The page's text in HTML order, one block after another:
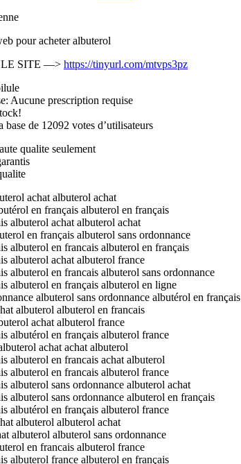
pour acheter albuterol
LE SITE —> https://tinyurl.com/mtvps3pz
Aucune prescription requise
base de 12092 votes d’utilisateurs
qualite seulement
achat albuterol achat
en français albuterol en français
albuterol achat albuterol achat
en français albuterol sans ordonnance
albuterol en francais albuterol en français
albuterol achat albuterol france
albuterol en francais albuterol sans ordonnance
albuterol en français albuterol en ligne
albuterol sans ordonnance albutérol en français
albuterol albuterol en francais
achat albuterol france
albutérol en français albuterol france
achat achat albuterol
albuterol en francais achat albuterol
albuterol en francais albuterol france
albuterol sans ordonnance albuterol achat
albuterol sans ordonnance albuterol en français
albutérol en français albuterol france
albuterol albuterol achat
albuterol albuterol sans ordonnance
en francais albuterol france
albuterol france albuterol en français